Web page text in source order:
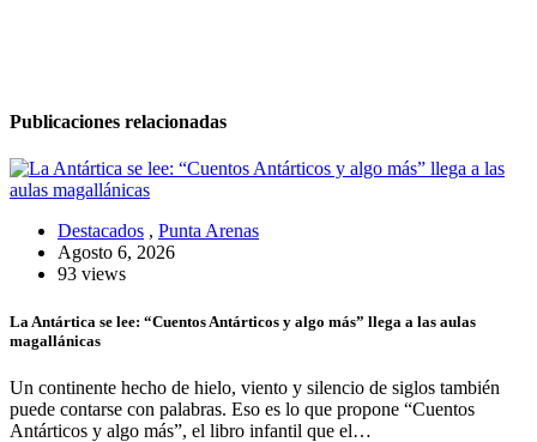
Publicaciones relacionadas
Destacados , Punta Arenas
Agosto 6, 2026
93 views
La Antártica se lee: “Cuentos Antárticos y algo más” llega a las aulas
magallánicas
Un continente hecho de hielo, viento y silencio de siglos también
puede contarse con palabras. Eso es lo que propone “Cuentos
Antárticos y algo más”, el libro infantil que el…